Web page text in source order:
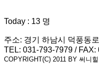
Today : 13 명
주소: 경기 하남시 덕풍동
TEL: 031-793-7979 / FAX:
COPYRIGHT(C) 2011 BY 써니